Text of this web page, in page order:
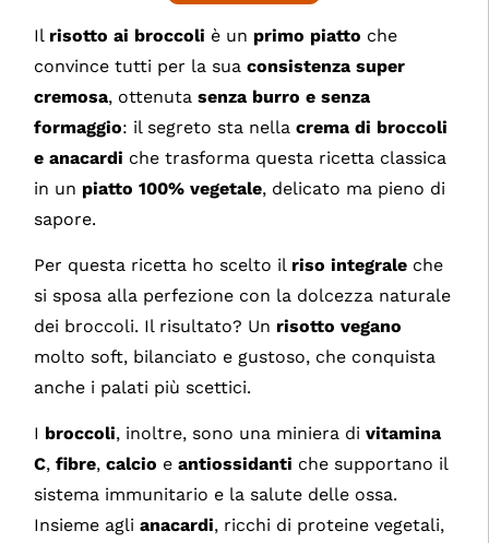
Il risotto ai broccoli è un primo piatto che
convince tutti per la suaconsistenza super
cremosa, ottenutasenza burro e senza
formaggio: il segreto sta nellacrema di broccoli
e anacardi che trasforma questa ricetta classica
in un piatto 100% vegetale, delicato ma pieno di
sapore.
Per questa ricetta ho scelto il riso integrale che
si sposa alla perfezione con la dolcezza naturale
dei broccoli. Il risultato? Un risotto vegano
molto soft, bilanciato e gustoso, che conquista
anche i palati più scettici.
I broccoli, inoltre, sono una miniera divitamina
C,fibre,calcio eantiossidanti che supportano il
sistema immunitario e la salute delle ossa.
Insieme aglianacardi, ricchi di proteine vegetali,